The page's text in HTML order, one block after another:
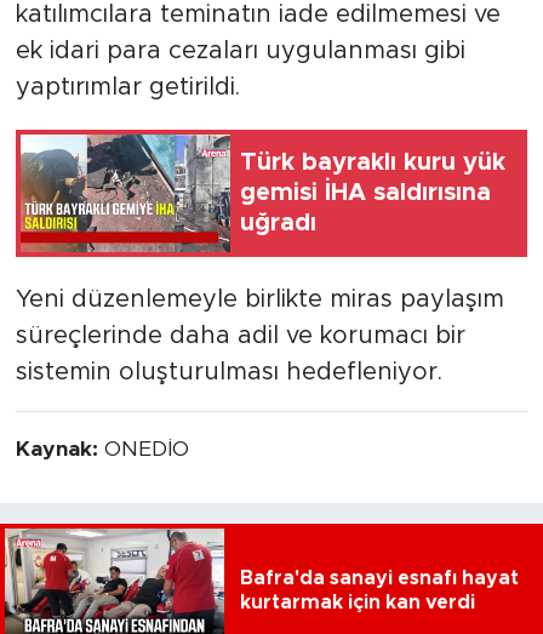
katılımcılara teminatın iade edilmemesi ve
ek idari para cezaları uygulanması gibi
yaptırımlar getirildi.
Türk bayraklı kuru yük
gemisi İHA saldırısına
uğradı
Yeni düzenlemeyle birlikte miras paylaşım
süreçlerinde daha adil ve korumacı bir
sistemin oluşturulması hedefleniyor.
Kaynak: ONEDİO
Bafra'da sanayi esnafı hayat
kurtarmak için kan verdi